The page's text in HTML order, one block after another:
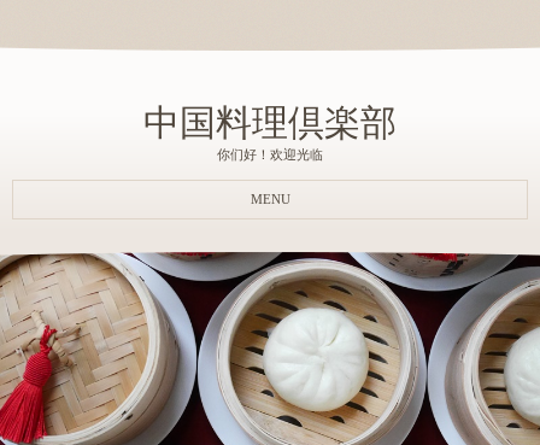
中国料理倶楽部
你们好！欢迎光临
MENU